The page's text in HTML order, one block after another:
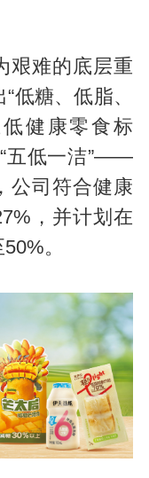
艰难的底层重
低糖、低脂、
健康零食标
“五低一洁”——
公司符合健康
，并计划在
。